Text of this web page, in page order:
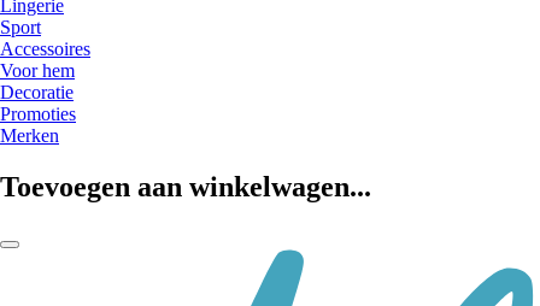
Lingerie
Sport
Accessoires
Voor hem
Decoratie
Promoties
Merken
Toevoegen aan winkelwagen...